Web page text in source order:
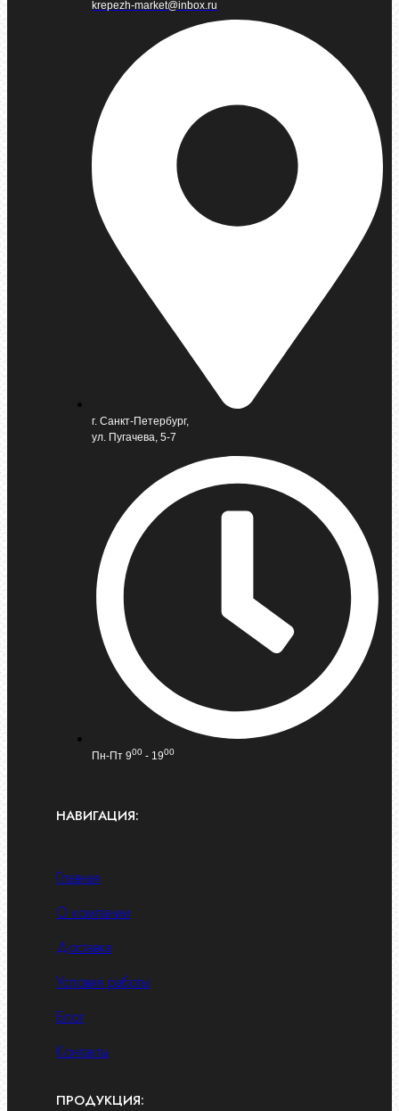
krepezh-market@inbox.ru
г. Санкт-Петербург,
ул. Пугачева, 5-7
Пн-Пт 900 - 1900
НАВИГАЦИЯ:
Главная
О компании
Доставка
Условия работы
Блог
Контакты
ПРОДУКЦИЯ: